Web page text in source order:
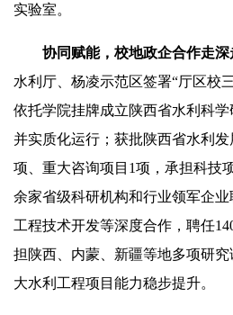
实验室。
协同赋能，校地政企合作走深
水利厅、杨凌示范区签署“厅区校
依托学院挂牌成立陕西省水利科
并实质化运行；获批陕西省水利发
项、重大咨询项目1项，承担科技
余家省级科研机构和行业领军企业
工程技术开发等深度合作，聘任
担陕西、内蒙、新疆等地多项研
大水利工程项目能力稳步提升。